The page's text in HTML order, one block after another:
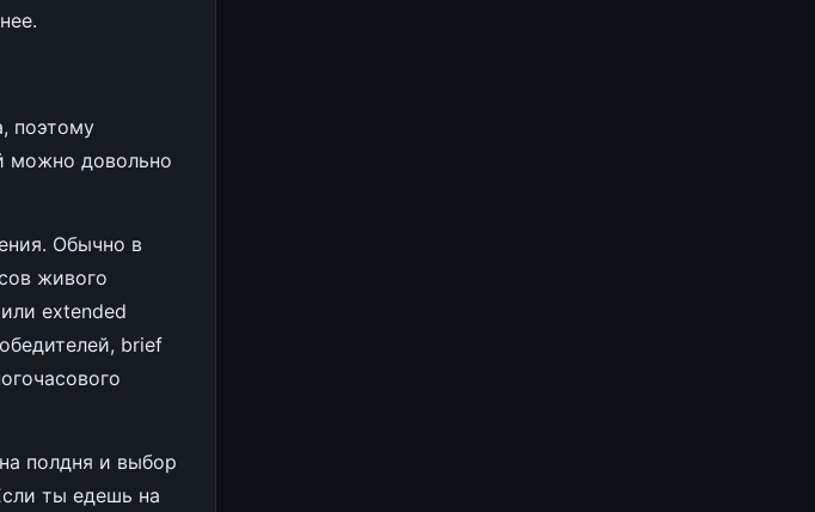
поэтому
можно довольно
Обычно в
живого
extended
brief
полдня и выбор
ты едешь на